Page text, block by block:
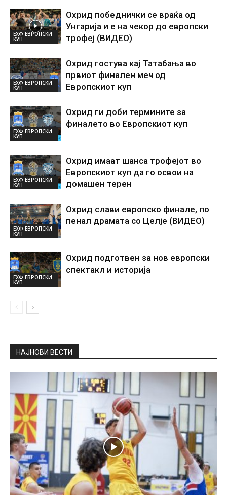
ЕХФ ЕВРОПСКИ
КУП
Охрид победнички се враќа од
Унгарија и е на чекор до европски
трофеј (ВИДЕО)
ЕХФ ЕВРОПСКИ
КУП
Охрид гостува кај Татабања во
првиот финален меч од
Европскиот куп
ЕХФ ЕВРОПСКИ
КУП
Охрид ги доби термините за
финалето во Европскиот куп
ЕХФ ЕВРОПСКИ
КУП
Охрид имаат шанса трофејот во
Европскиот куп да го освои на
домашен терен
ЕХФ ЕВРОПСКИ
КУП
Охрид слави европско финале, по
пенал драмата со Целје (ВИДЕО)
ЕХФ ЕВРОПСКИ
КУП
Охрид подготвен за нов европски
спектакл и историја
НАЈНОВИ ВЕСТИ